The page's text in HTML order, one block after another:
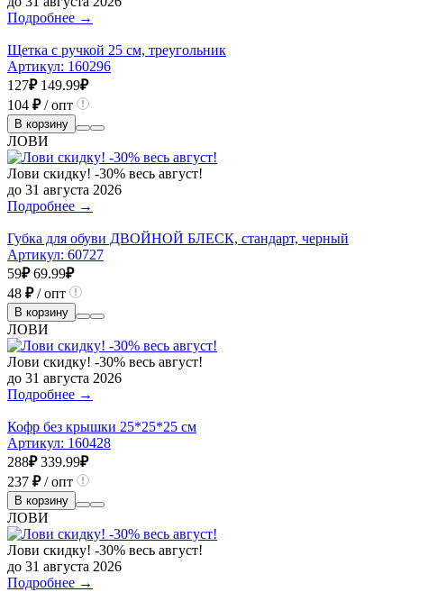
Подробнее →
Щетка с ручкой 25 см, треугольник
Артикул: 160296
127₽ 149.99₽
104 ₽/ опт
В корзину
ЛОВИ
Лови скидку! -30% весь август!
до 31 августа 2026
Подробнее →
Губка для обуви ДВОЙНОЙ БЛЕСК, стандарт, черный
Артикул: 60727
59₽ 69.99₽
48 ₽/ опт
В корзину
ЛОВИ
Лови скидку! -30% весь август!
до 31 августа 2026
Подробнее →
Кофр без крышки 25*25*25 см
Артикул: 160428
288₽ 339.99₽
237 ₽/ опт
В корзину
ЛОВИ
Лови скидку! -30% весь август!
до 31 августа 2026
Подробнее →